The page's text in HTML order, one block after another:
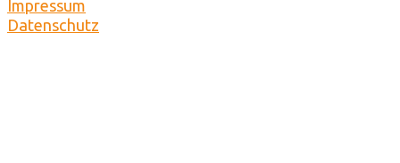
Impressum
Datenschutz